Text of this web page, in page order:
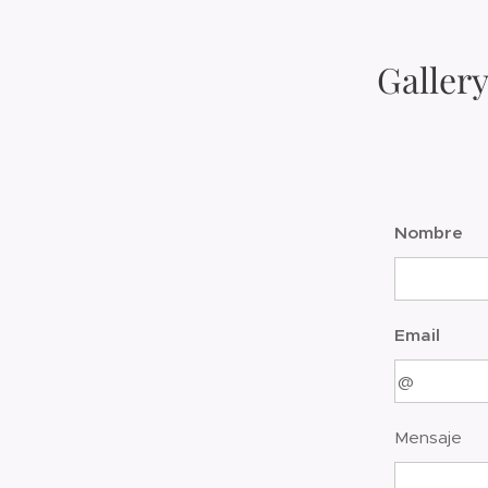
Gallery
Nombre
Email
Mensaje